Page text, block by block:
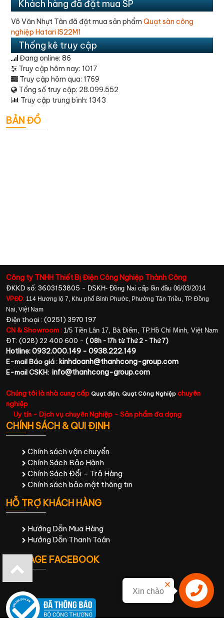
Khách hàng đã đặt mua SP
Nguyễn Trâm đã đặt mua sản phẩmQuạt treo công nghiệp
AFan AFW-650
Thống kê truy cập
Đang online: 86
Truy cập hôm nay: 1017
Truy cập hôm qua: 1769
Tổng số truy cập: 28.099.552
Truy cập trung bình: 1343
BẢN ĐỒ
Công ty TNHH Thiết Bị Điện Công Nghiệp Thành Công
ĐKKD số: 3603153805 - DSKH- Đồng Nai cấp lần đầu 06/03/2014
VPĐD: 114 Hương lộ 7, Khu phố Bình Phước, Phường Tân Triều, TP. Đồng
Nai, Việt Nam
Điện thoại : (0251) 3970 197
CN & Showroom : 1/5 Tiền Lân 17, Bà Điểm, TP.Hồ Chí Minh, Việt Nam
ĐT: (028) 22 400 600 - ( 08h - 17h từ Thứ 2 - Thứ 7)
Hotline: 0932.000.149 - 0938.222.149
E-mail Báo giá :kinhdoanh@thanhcong-group.com
E-mail CSKH: info@thanhcong-group.com
Chúng tôi là nhà cung cấp Quạt điện, Quạt Công Nghiệp chuyên
nghiệp
Uy tín - Dịch vụ chuyên Nghiệp - Sản phẩm đa dạng
CHÍNH SÁCH & QUI ĐỊNH
Chính sách vận chuyển
Chính Sách Bảo Hành
Chính Sách Đổi – Trả Hàng
Chính sách bảo mật thông tin
HỖ TRỢ KHÁCH HÀNG
Hướng Dẫn Mua Hàng
Hướng Dẫn Thanh Toán
FANPAGE FACEBOOK
Xin chào